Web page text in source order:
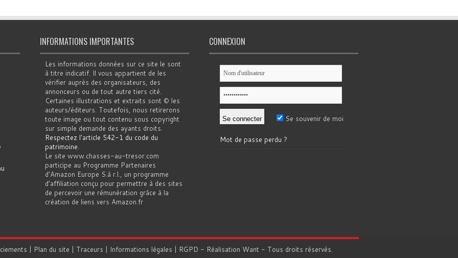
INFORMATIONS IMPORTANTES
Les informations données sur ce site le sont
à titre indicatif. Il vous appartient de les
vérifier auprès des organisateurs, des
annonceurs ou de tout autre tiers cité.
Certaines illustrations et extraits sont © les
auteurs/éditeurs. Toutefois, nous retirerons
toute image ou tout contenu sous copyright
sur simple demande des ayants droits.
Respectez l'article 542-1 du code du
patrimoine.
Le site www.chasses-au-tresor.com
participe au Programme Partenaires
d’Amazon Europe S.à r.l., un programme
d’affiliation conçu pour permettre à des sites
de percevoir une rémunération grâce à la
création de liens vers Amazon.fr
CONNEXION
Se souvenir de moi
Mot de passe perdu ?
| Plan du site | Traceurs | Informations légales | RGPD - Réalisation Want - Tous droits réservés.